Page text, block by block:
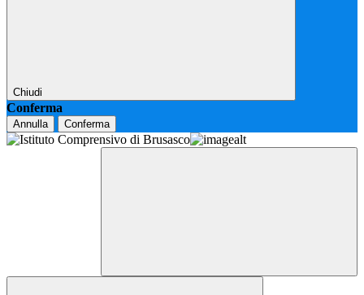
Chiudi
Conferma
Annulla Conferma